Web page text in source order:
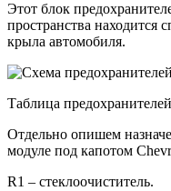
Этот блок
пространства находится
крыла автомобиля.
Таблица
Отдельно опишем
модуле под капотом
R1 – стеклоочиститель.